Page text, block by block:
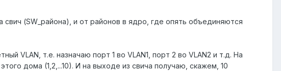
(SW_района), и от районов в ядро, где опять объединяются
VLAN, т.е. назначаю порт 1 во VLAN1, порт 2 во VLAN2 и т.д. На
дома (1,2,...10). И на выходе из свича получаю, скажем, 10